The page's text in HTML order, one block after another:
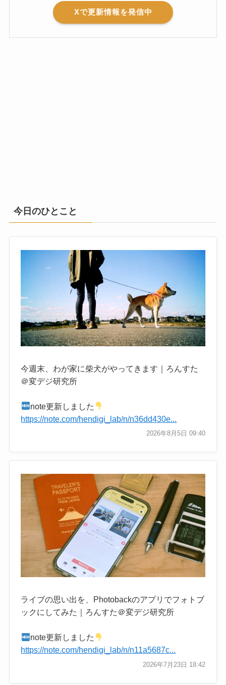
Xで更新情報を発信中
今日のひとこと
今週末、わが家に柴犬がやってきます｜ろんすた
＠変デジ研究所
note更新しました
https://note.com/hendigi_lab/n/n36dd430e...
2026年8月5日 09:40
ライブの思い出を、Photobackのアプリでフォトブ
ックにしてみた｜ろんすた＠変デジ研究所
note更新しました
https://note.com/hendigi_lab/n/n11a5687c...
2026年7月23日 18:42